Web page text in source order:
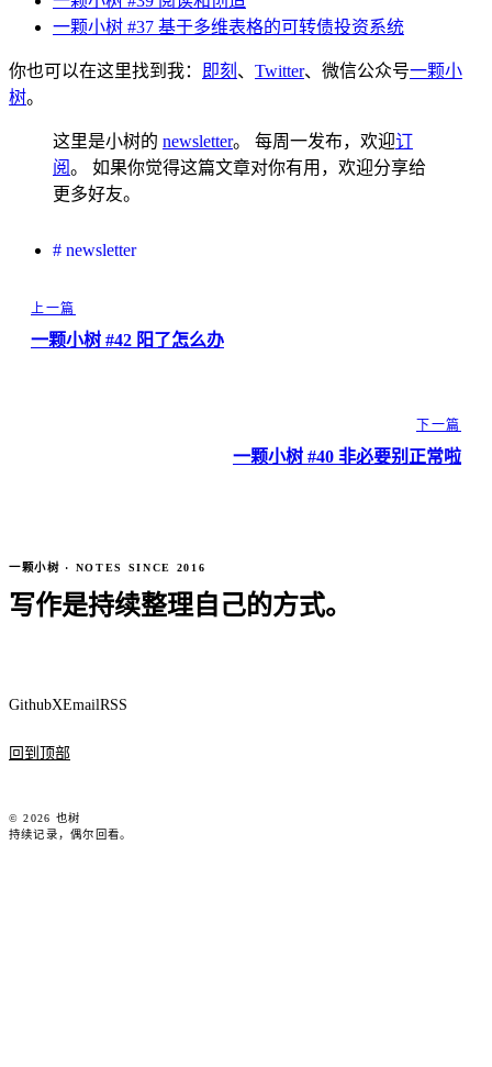
一颗小树 #37 基于多维表格的可转债投资系统
你也可以在这里找到我： 即刻 、 Twitter、微信公众号一颗小
树。
这里是小树的 newsletter。 每周一发布，欢迎订
阅。 如果你觉得这篇文章对你有用，欢迎分享给
更多好友。
# newsletter
上一篇
一颗小树 #42 阳了怎么办
下一篇
一颗小树 #40 非必要别正常啦
一颗小树 · NOTES SINCE 2016
写作是持续整理自己的方式。
GithubXEmailRSS
回到顶部
© 2026 也树
持续记录，偶尔回看。